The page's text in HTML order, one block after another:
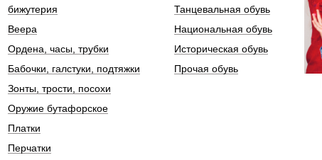
бижутерия
Веера
Ордена, часы, трубки
Бабочки, галстуки, подтяжки
Зонты, трости, посохи
Оружие бутафорское
Платки
Перчатки
Танцевальная обувь
Национальная обувь
Историческая обувь
Прочая обувь